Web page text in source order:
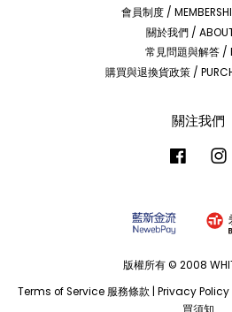
會員制度 /
關於我們 /
常見問題與解答 /
購買與退換貨政策 /
關注我們
Facebook
版權所有 © 2008
Terms of Service 服務條款 Privacy Policy